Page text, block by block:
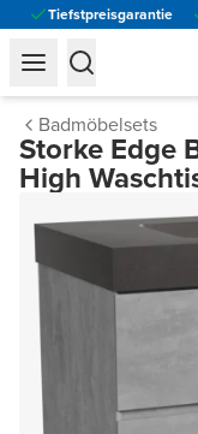
Tiefstpreisgarantie
Badmöbelsets
Storke Edge
High